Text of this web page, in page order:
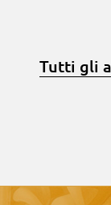
Tutti gli